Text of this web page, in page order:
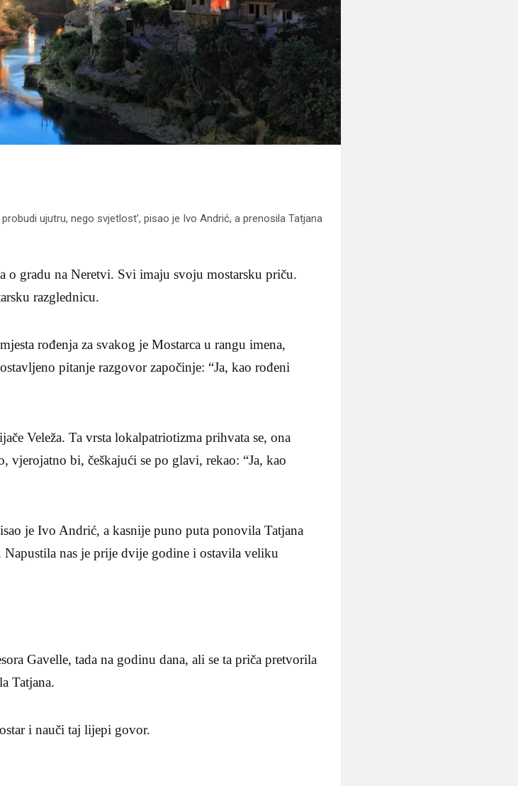
ujutru, nego svjetlost’, pisao je Ivo Andrić, a prenosila Tatjana
gradu na Neretvi. Svi imaju svoju mostarsku priču.
razglednicu.
rođenja za svakog je Mostarca u rangu imena,
pitanje razgovor započinje: “Ja, kao rođeni
Veleža. Ta vrsta lokalpatriotizma prihvata se, ona
vjerojatno bi, češkajući se po glavi, rekao: “Ja, kao
je Ivo Andrić, a kasnije puno puta ponovila Tatjana
Napustila nas je prije dvije godine i ostavila veliku
Gavelle, tada na godinu dana, ali se ta priča pretvorila
Tatjana.
i nauči taj lijepi govor.